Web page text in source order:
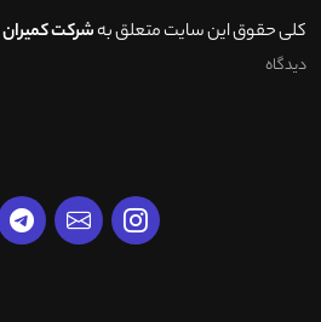
کلی حقوق این سایت متعلق بهشرکت کمیران
دیدگاه